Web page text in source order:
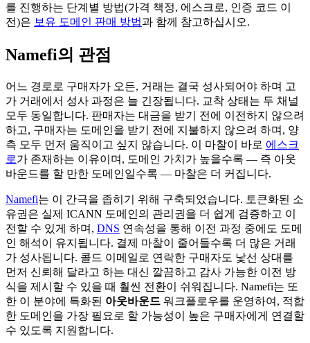
를 진행하는 단계별 방법(가격 책정, 에스크로, 인증 코드 이
전)은 보유 도메인 판매 방법과 함께 참고하십시오.
Namefi의 관점
어느 경로로 구매자가 오든, 거래는 결국 성사되어야 하며 고
가 거래에서 성사 과정은 늘 긴장됩니다. 교착 상태는 두 채널
모두 동일합니다. 판매자는 대금을 받기 전에 이전하지 않으려
하고, 구매자는 도메인을 받기 전에 지불하지 않으려 하며, 양
측 모두 먼저 움직이고 싶지 않습니다. 이 마찰이 바로 에스크
로가 존재하는 이유이며, 도메인 가치가 높을수록 — 즉 아웃
바운드를 할 만한 도메인일수록 — 마찰은 더 커집니다.
Namefi는 이 간극을 좁히기 위해 구축되었습니다. 토큰화된 소
유권은 실제 ICANN 도메인의 관리권을 더 쉽게 검증하고 이
전할 수 있게 하며, DNS 연속성을 통해 이전 과정 중에도 도메
인 해석이 유지됩니다. 결제 마찰이 줄어들수록 더 많은 거래
가 성사됩니다. 콜드 이메일로 연락한 구매자도 낯선 상대를
먼저 신뢰해 달라고 하는 대신 깔끔하고 감사 가능한 이전 방
식을 제시할 수 있을 때 훨씬 전환이 쉬워집니다. Namefi는 또
한 이 분야에 특화된 아웃바운드 워크플로우를 운영하여, 적합
한 도메인을 가장 필요로 할 가능성이 높은 구매자에게 연결할
수 있도록 지원합니다.